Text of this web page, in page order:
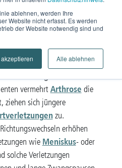
ablehnen, werden Ihre
Website nicht erfasst. Es werden
der Website notwendig sind und
Alle ablehnen
aber leider doch so
Knie. Egal, ob im Alter oder
haben
vermehrtArthrose die
ziehen sich jüngere
zu.
erhöhen
wie Meniskus- oder
solche Verletzungen